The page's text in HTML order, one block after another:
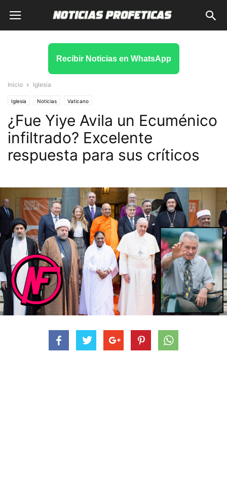
Recibir Noticias en WhatsApp
Inicio Iglesia
Iglesia Noticias Vaticano
¿Fue Yiye Avila un Ecuménico
infiltrado? Excelente
respuesta para sus críticos